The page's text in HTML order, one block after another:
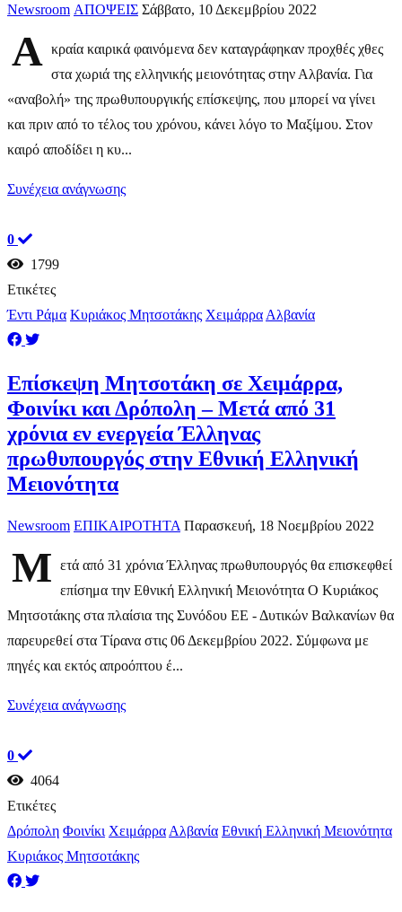
Newsroom ΑΠΟΨΕΙΣ Σάββατο, 10 Δεκεμβρίου 2022
Α κραία καιρικά φαινόμενα δεν καταγράφηκαν προχθές χθες
στα χωριά της ελληνικής μειονότητας στην Αλβανία. Για
«αναβολή» της πρωθυπουργικής επίσκεψης, που μπορεί να γίνει
και πριν από το τέλος του χρόνου, κάνει λόγο το Μαξίμου. Στον
καιρό αποδίδει η κυ...
Συνέχεια ανάγνωσης
0
1799
Ετικέτες
Έντι Ράμα Κυριάκος Μητσοτάκης Χειμάρρα Αλβανία
Επίσκεψη Μητσοτάκη σε Χειμάρρα,
Φοινίκι και Δρόπολη – Μετά από 31
χρόνια εν ενεργεία Έλληνας
πρωθυπουργός στην Εθνική Ελληνική
Μειονότητα
Newsroom ΕΠΙΚΑΙΡΟΤΗΤΑ Παρασκευή, 18 Νοεμβρίου 2022
Μ
ετά από 31 χρόνια Έλληνας πρωθυπουργός θα επισκεφθεί
επίσημα την Εθνική Ελληνική Μειονότητα Ο Κυριάκος
Μητσοτάκης στα πλαίσια της Συνόδου ΕΕ - Δυτικών Βαλκανίων θα
παρευρεθεί στα Τίρανα στις 06 Δεκεμβρίου 2022. Σύμφωνα με
πηγές και εκτός απροόπτου έ...
Συνέχεια ανάγνωσης
0
4064
Ετικέτες
Δρόπολη Φοινίκι ΧειμάρραΑλβανία Εθνική Ελληνική Μειονότητα
Κυριάκος Μητσοτάκης